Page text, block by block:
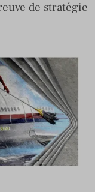
de stratégie